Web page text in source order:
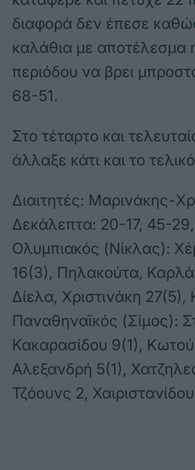
διαφορά δεν έπεσε
καλάθια με αποτέλεσμα
περιόδου να βρει
68-51.
Στο τέταρτο και
άλλαξε κάτι και το
Διαιτητές: Μαρινάκης-
Δεκάλεπτα: 20-17, 45-
Ολυμπιακός (Νίκλας):
16(3), Πηλακούτα,
Δίελα, Χριστινάκη
Παναθηναϊκός (Σίμος):
Κακαρασίδου 9(1),
Αλεξανδρή 5(1),
Τζόουνς 2,